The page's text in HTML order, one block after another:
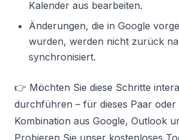
Kalender aus bearbeiten.
Änderungen, die in Google
wurden, werden nicht zurück
synchronisiert.
👉 Möchten Sie diese Schritte
durchführen – für dieses Paar oder
Kombination aus Google, Outlook
Probieren Sie unser kostenloses